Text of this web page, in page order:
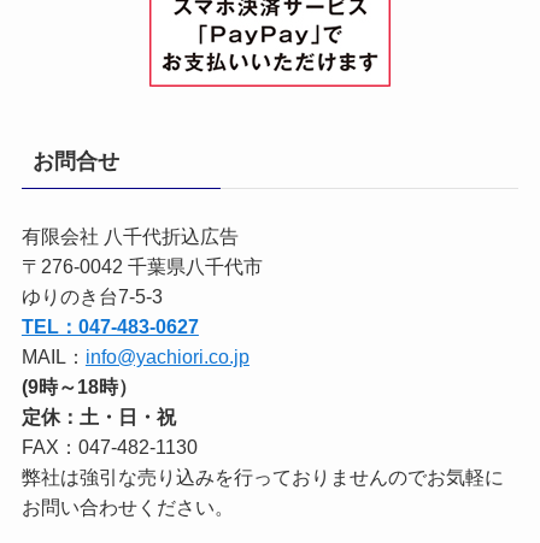
お問合せ
有限会社 八千代折込広告
〒276-0042 千葉県八千代市
ゆりのき台7-5-3
TEL：047-483-0627
MAIL： info@yachiori.co.jp
(9時～18時）
定休：土・日・祝
FAX：047-482-1130
弊社は強引な売り込みを行っておりませんのでお気軽に
お問い合わせください。